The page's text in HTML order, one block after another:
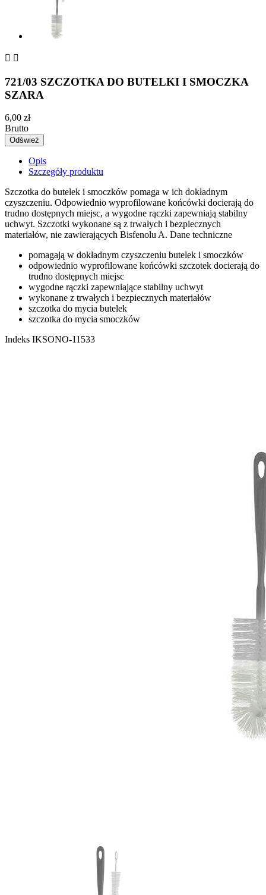
 
721/03 SZCZOTKA DO BUTELKI I SMOCZKA
SZARA
6,00 zł
Brutto
Opis
Szczegóły produktu
Szczotka do butelek i smoczków pomaga w ich dokładnym
czyszczeniu. Odpowiednio wyprofilowane końcówki docierają do
trudno dostępnych miejsc, a wygodne rączki zapewniają stabilny
uchwyt. Szczotki wykonane są z trwałych i bezpiecznych
materiałów, nie zawierających Bisfenolu A. Dane techniczne
pomagają w dokładnym czyszczeniu butelek i smoczków
odpowiednio wyprofilowane końcówki szczotek docierają do
trudno dostępnych miejsc
wygodne rączki zapewniające stabilny uchwyt
wykonane z trwałych i bezpiecznych materiałów
szczotka do mycia butelek
szczotka do mycia smoczków
Indeks IKSONO-11533